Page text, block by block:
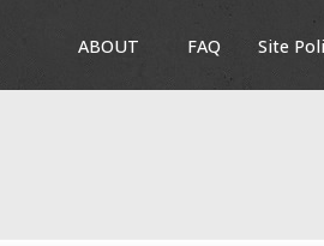
ABOUT FAQ Site